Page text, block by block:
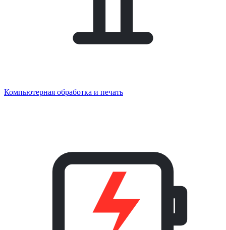
Компьютерная обработка и печать